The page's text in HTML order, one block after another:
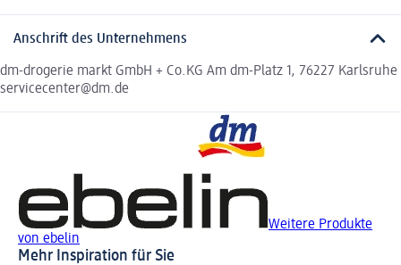
Anschrift des Unternehmens
dm-drogerie markt GmbH + Co.KG Am dm-Platz 1, 76227 Karlsruhe
servicecenter@dm.de
Weitere Produkte
von ebelin
Mehr Inspiration für Sie